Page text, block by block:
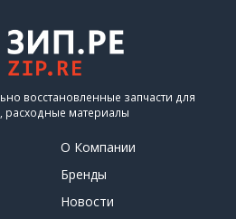
восстановленные запчасти для
расходные материалы
О Компании
Бренды
Новости